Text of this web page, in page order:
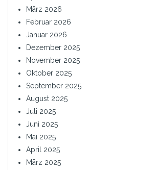
März 2026
Februar 2026
Januar 2026
Dezember 2025
November 2025
Oktober 2025
September 2025
August 2025
Juli 2025
Juni 2025
Mai 2025
April 2025
März 2025